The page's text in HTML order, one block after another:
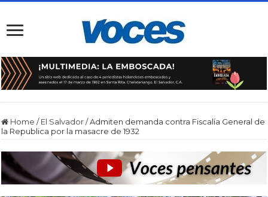
Home / El Salvador /Admiten demanda contra Fiscalía General de
la Republica por la masacre de 1932